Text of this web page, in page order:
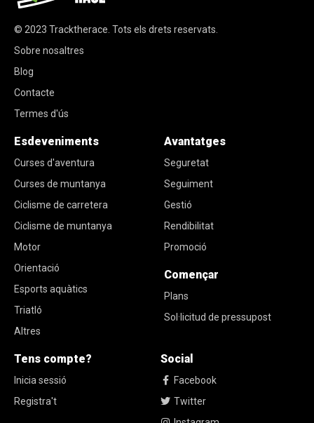
© 2023 Tracktherace. Tots els drets reservats.
Sobre nosaltres
Blog
Contacte
Termes d'ús
Esdeveniments
Curses d'aventura
Curses de muntanya
Ciclisme de carretera
Ciclisme de muntanya
Motor
Orientació
Esports aquàtics
Triatló
Altres
Avantatges
Seguretat
Seguiment
Gestió
Rendibilitat
Promoció
Començar
Plans
Sol·licitud de pressupost
Tens compte?
Inicia sessió
Registra't
Social
Facebook
Twitter